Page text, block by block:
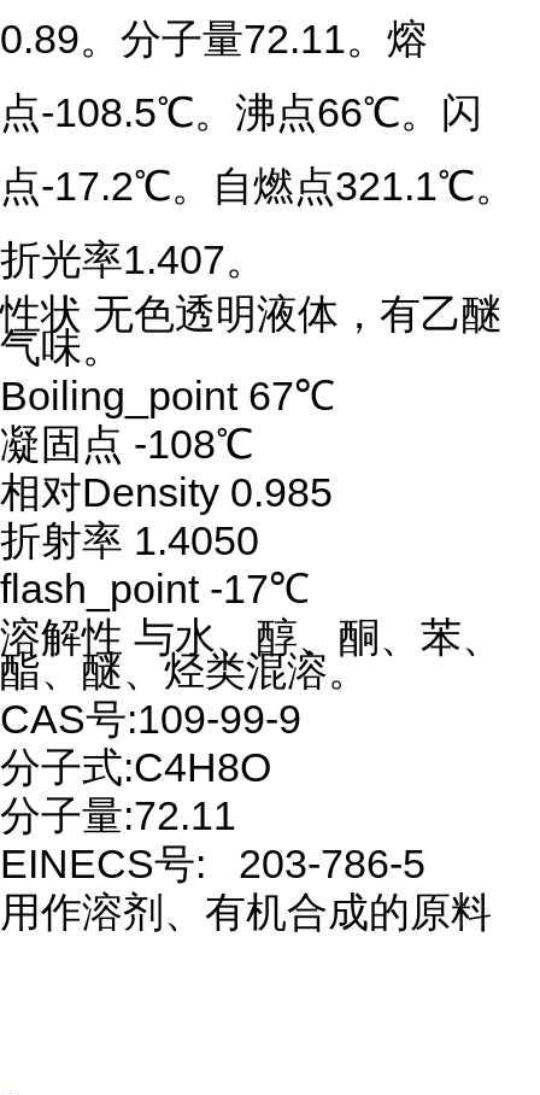
0.89。分子量72.11。熔
点-108.5℃。沸点66℃。闪
点-17.2℃。自燃点321.1℃。
折光率1.407。
性状 无色透明液体，有乙醚
气味。
Boiling_point 67℃
凝固点 -108℃
相对Density 0.985
折射率 1.4050
flash_point -17℃
溶解性 与水、醇、酮、苯、
酯、醚、烃类混溶。
CAS号:109-99-9
分子式:C4H8O
分子量:72.11
EINECS号: 203-786-5
用作溶剂、有机合成的原料